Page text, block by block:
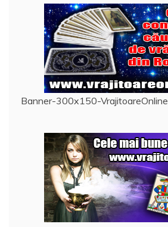
Banner-300x150-VrajitoareOnline